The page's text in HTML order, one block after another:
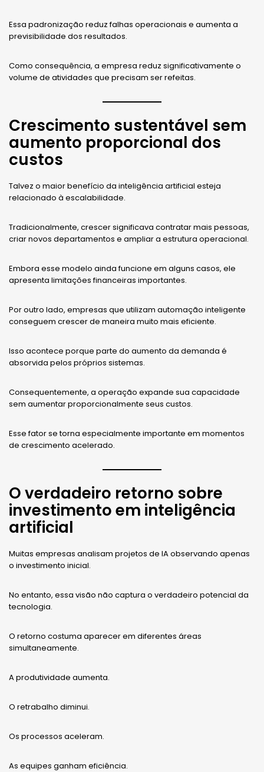
Essa padronização reduz falhas operacionais e aumenta a
previsibilidade dos resultados.
Como consequência, a empresa reduz significativamente o
volume de atividades que precisam ser refeitas.
Crescimento sustentável sem
aumento proporcional dos
custos
Talvez o maior benefício da inteligência artificial esteja
relacionado à escalabilidade.
Tradicionalmente, crescer significava contratar mais pessoas,
criar novos departamentos e ampliar a estrutura operacional.
Embora esse modelo ainda funcione em alguns casos, ele
apresenta limitações financeiras importantes.
Por outro lado, empresas que utilizam automação inteligente
conseguem crescer de maneira muito mais eficiente.
Isso acontece porque parte do aumento da demanda é
absorvida pelos próprios sistemas.
Consequentemente, a operação expande sua capacidade
sem aumentar proporcionalmente seus custos.
Esse fator se torna especialmente importante em momentos
de crescimento acelerado.
O verdadeiro retorno sobre
investimento em inteligência
artificial
Muitas empresas analisam projetos de IA observando apenas
o investimento inicial.
No entanto, essa visão não captura o verdadeiro potencial da
tecnologia.
O retorno costuma aparecer em diferentes áreas
simultaneamente.
A produtividade aumenta.
O retrabalho diminui.
Os processos aceleram.
As equipes ganham eficiência.